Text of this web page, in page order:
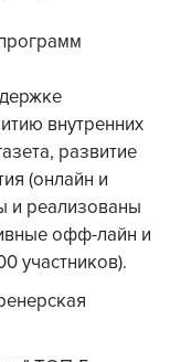
внутренних
развитие
(онлайн и
и реализованы
офф-лайн и
участников).